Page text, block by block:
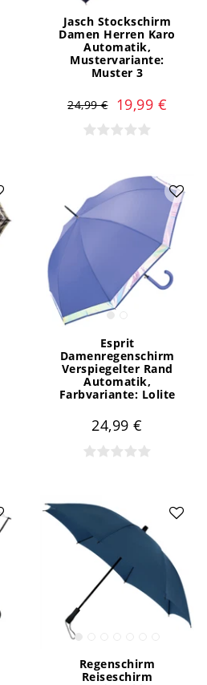
Jasch Stockschirm
Damen Herren Karo
Automatik,
Mustervariante:
Muster 3
24,99 € 19,99 €
Esprit
Damenregenschirm
Verspiegelter Rand
Automatik,
Farbvariante: Lolite
24,99 €
Regenschirm
Reiseschirm